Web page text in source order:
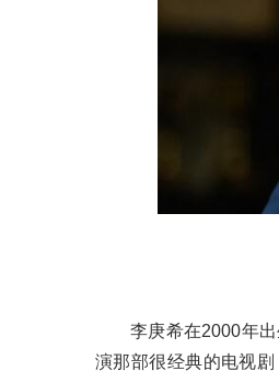
李庚希在2000年
演那部很经典的电视